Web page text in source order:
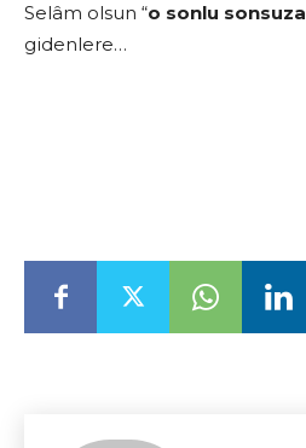
Selâm olsun “o sonlu sonsuza
gidenlere…